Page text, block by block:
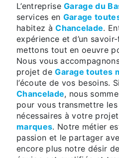
L’entrepriseGarage du
services en Garage
habitez àChancelade.
expérience et d’un
mettons tout en oeuvre
Nous vous
projet deGarage toutes
l’écoute de vos besoins.
Chancelade, nous
pour vous transmettre
nécessaires à votre
marques. Notre métier
passion et le partager
encore plus notre désir